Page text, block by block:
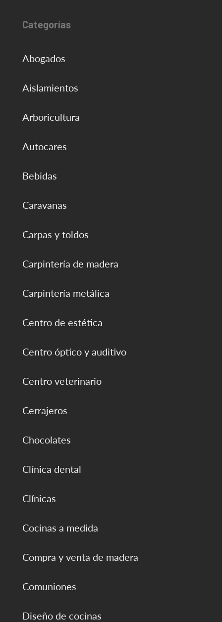
Categorías
Abogados
Aislamientos
Arboricultura
Autocares
Bebidas
Caravanas
Carpas y toldos
Carpintería de madera
Carpintería metálica
Centro de estética
Centro óptico y auditivo
Centro veterinario
Cerrajeros
Chocolates
Clínica dental
Clínicas
Cocinas a medida
Compra y venta de madera
Comuniones
Diseño de cocinas